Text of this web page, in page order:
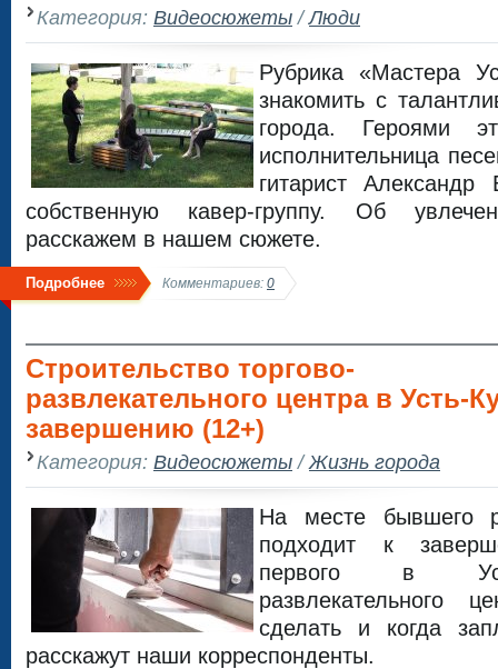
Категория: Видеосюжеты/Люди
Рубрика «Мастера
знакомить с
города. Героями
исполнительница
гитарист Александр
собственную кавер-группу. Об
расскажем в нашем сюжете.
Подробнее Комментариев: 0
Строительство торгово-
развлекательного центра в Усть-
завершению (12+)
Категория: Видеосюжеты/Жизнь города
На месте бывшего
подходит к
первого в
развлекательного
сделать и когда
расскажут наши корреспонденты.